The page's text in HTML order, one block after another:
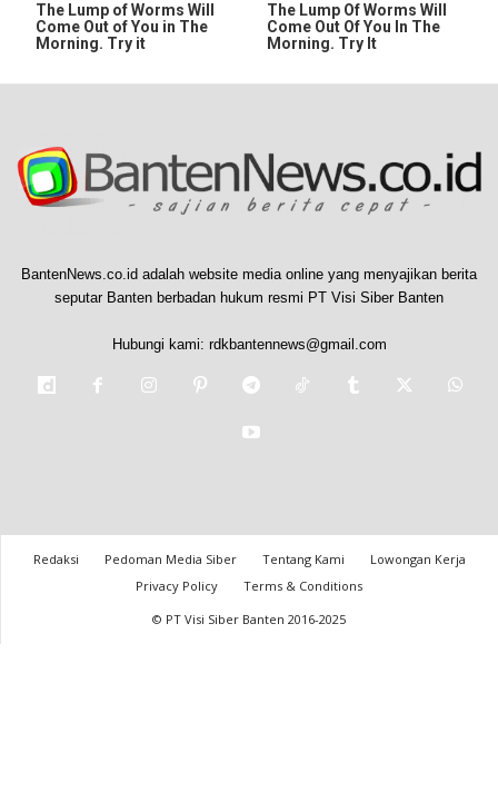
The Lump of Worms Will
Come Out of You in The
Morning. Try it
The Lump Of Worms Will
Come Out Of You In The
Morning. Try It
BantenNews.co.id adalah website media online yang menyajikan berita
seputar Banten berbadan hukum resmi PT Visi Siber Banten
Hubungi kami: rdkbantennews@gmail.com
Redaksi Pedoman Media Siber Tentang Kami
Lowongan Kerja
Privacy Policy
Terms & Conditions
© PT Visi Siber Banten 2016-2025